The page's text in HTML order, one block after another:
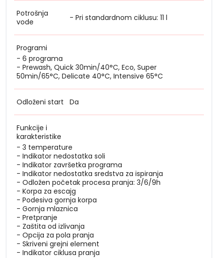
Potrošnja
vode
- Pri standardnom ciklusu: 11 l
Programi
- 6 programa
- Prewash, Quick 30min/40°C, Eco, Super
50min/65°C, Delicate 40°C, Intensive 65°C
Odloženi start Da
Funkcije i
karakteristike
- 3 temperature
- Indikator nedostatka soli
- Indikator završetka programa
- Indikator nedostatka sredstva za ispiranja
- Odložen početak procesa pranja: 3/6/9h
- Korpa za escajg
- Podesiva gornja korpa
- Gornja mlaznica
- Pretpranje
- Zaštita od izlivanja
- Opcija za pola pranja
- Skriveni grejni element
- Indikator ciklusa pranja